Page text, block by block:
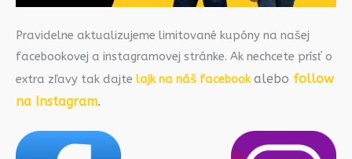
Pravidelne aktualizujeme limitované kupóny na našej
facebookovej a instagramovej stránke. Ak nechcete prísť o
extra zľavy tak dajte lajk na náš facebookalebo follow
na Instagram.